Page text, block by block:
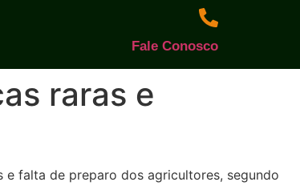
Fale Conosco
raras e
e falta de preparo dos agricultores, segundo